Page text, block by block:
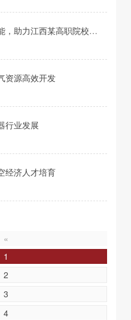
西某高职院校成功升格本科
资源高效开发
行业发展
经济人才培育
«
1
2
3
4